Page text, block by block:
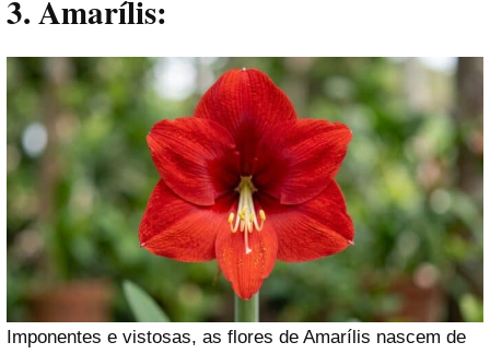
3. Amarílis:
Imponentes e vistosas, as flores de Amarílis nascem de